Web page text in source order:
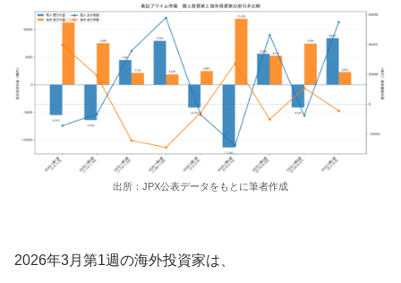
出所：JPX公表データをもとに筆者作成
2026年3月第1週の海外投資家は、